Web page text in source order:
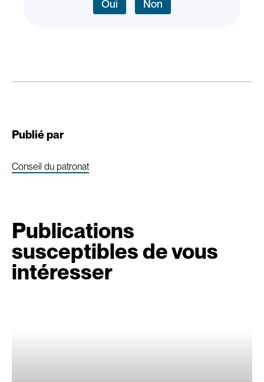
Oui Non
Publié par
Conseil du patronat
Publications
susceptibles de vous
intéresser